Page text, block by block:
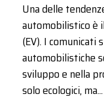
Una delle
automobilistico è
(EV). I comunicati
automobilistiche
sviluppo e nella
solo ecologici, ma...